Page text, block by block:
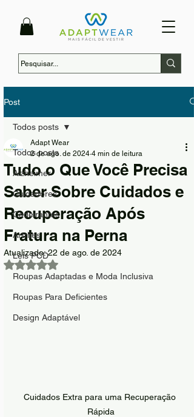
Post
Todos posts
Alzheimer
Cuidadores
Cadeirantes
Artrites
Leis PCD
Roupas Adaptadas e Moda Inclusiva
Roupas Para Deficientes
Design Adaptável
Todos posts
Tudo o Que Você Precisa
Saber Sobre Cuidados e
Recuperação Após
Fratura na Perna
Adapt Wear
2 de ago. de 2024 4 min de leitura
Atualizado:22 de ago. de 2024
Avaliado com NaN de 5 estrelas.
Cuidados Extra para uma Recuperação
Rápida